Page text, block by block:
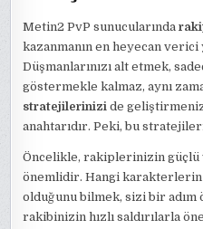
Metin2 PvP sunucularında
kazanmanın en heyecan
Düşmanlarınızı alt etmek,
göstermekle kalmaz, aynı
stratejilerinizi de
anahtarıdır. Peki, bu
Öncelikle, rakiplerinizin güçlü
önemlidir. Hangi
olduğunu bilmek, sizi bir adım
rakibinizin hızlı saldırılarla